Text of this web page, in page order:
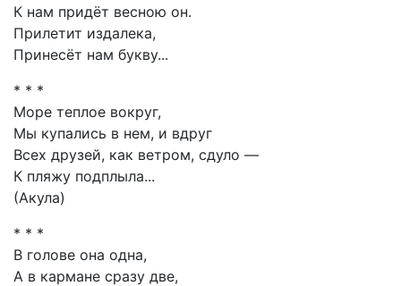
К нам придёт весною он.
Прилетит издалека,
Принесёт нам букву...
* * *
Море теплое вокруг,
Мы купались в нем, и вдруг
Всех друзей, как ветром, сдуло —
К пляжу подплыла...
(Акула)
* * *
В голове она одна,
А в кармане сразу две,